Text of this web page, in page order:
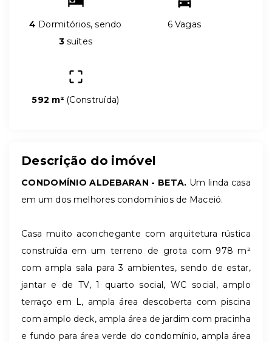
4 Dormitórios, sendo
3suítes
6 Vagas
592 m² (Construída)
Descrição do imóvel
CONDOMÍNIO ALDEBARAN - BETA. Um linda casa
em um dos melhores condomínios de Maceió.
Casa muito aconchegante com arquitetura rústica
construída em um terreno de grota com 978 m²
com ampla sala para 3 ambientes, sendo de estar,
jantar e de TV, 1 quarto social, WC social, amplo
terraço em L, ampla área descoberta com piscina
com amplo deck, ampla área de jardim com pracinha
e fundo para área verde do condomínio, ampla área